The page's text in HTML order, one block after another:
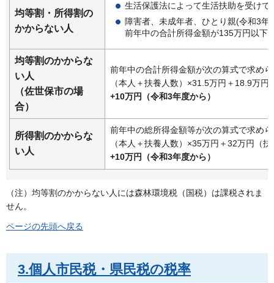
均等割・所得割の
かからない人
生活保護法によって生活扶助を受けて
障害者、未成年者、ひとり親(令和3
前年中の合計所得金額が135万円以下
均等割のかからな
い人
（佐世保市の場
合）
前年中の合計所得金額が次の算式で求め
（本人＋扶養人数）×31.5万円＋18.9万
+10万円（令和3年度から）
所得割のかからな
い人
前年中の総所得金額等が次の算式で求め
（本人＋扶養人数）×35万円＋32万円（
+10万円（令和3年度から）
（注）均等割のかからない人には森林環境税（国税）は課税されま
せん。
ページの先頭へ戻る
3.個人市民税・県民税の税率